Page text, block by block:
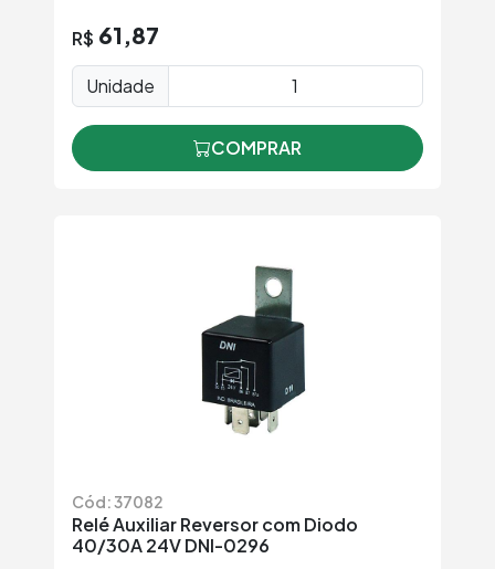
R$ 61,87
Unidade
COMPRAR
Cód: 37082
Relé Auxiliar Reversor com Diodo
40/30A 24V DNI-0296